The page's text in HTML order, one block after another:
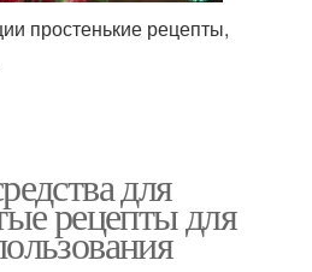
простенькие рецепты,
для
рецепты для